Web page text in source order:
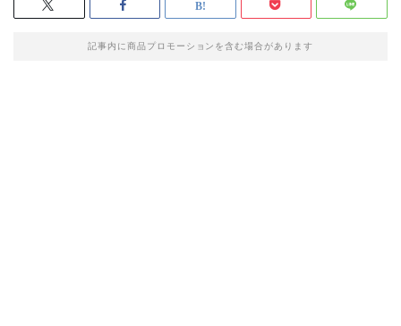
記事内に商品プロモーションを含む場合があります